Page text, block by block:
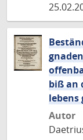
biß an
lebens
Autor